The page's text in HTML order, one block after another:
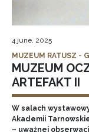
4 june, 2025
MUZEUM RATUSZ -
MUZEUM
ARTEFAKT II
W salach
Akademii
– uważnej